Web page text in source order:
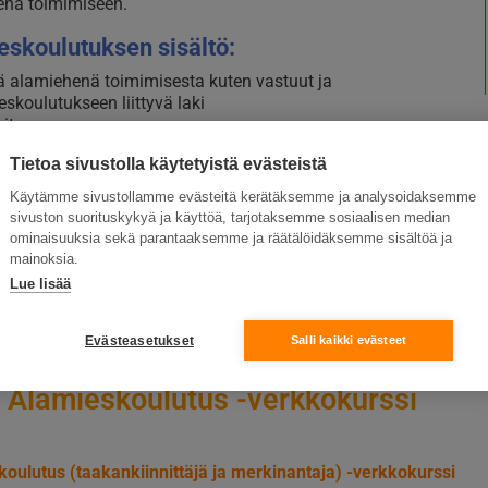
Tietoa sivustolla käytetyistä evästeistä
Käytämme sivustollamme evästeitä kerätäksemme ja analysoidaksemme
sivuston suorituskykyä ja käyttöä, tarjotaksemme sosiaalisen median
ominaisuuksia sekä parantaaksemme ja räätälöidäksemme sisältöä ja
mainoksia.
Lue lisää
Evästeasetukset Salli kaikki evästeet
sisältö:
alamiehenä toimimisesta kuten vastuut ja
liittyvä laki
tunnistaminen
koe
joustavasti kokonaan verkossa ja varmista
toteutetaan yhteistyössä Ramirentin kanssa.
Alamieskoulutus -verkkokurssi
(taakankiinnittäjä ja merkinantaja) -verkkokurssi